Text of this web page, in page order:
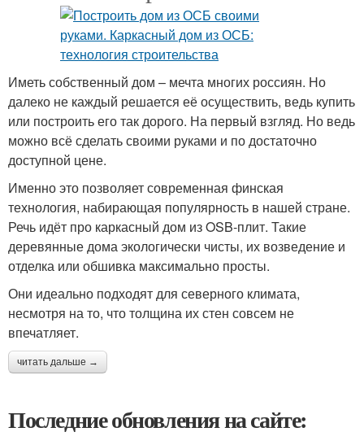
Иметь собственный дом – мечта многих россиян. Но
далеко не каждый решается её осуществить, ведь купить
или построить его так дорого. На первый взгляд. Но ведь
можно всё сделать своими руками и по достаточно
доступной цене.
Именно это позволяет современная финская
технология, набирающая популярность в нашей стране.
Речь идёт про каркасный дом из OSB-плит. Такие
деревянные дома экологически чисты, их возведение и
отделка или обшивка максимально просты.
Они идеально подходят для северного климата,
несмотря на то, что толщина их стен совсем не
впечатляет.
читать дальше →
Последние обновления на сайте: